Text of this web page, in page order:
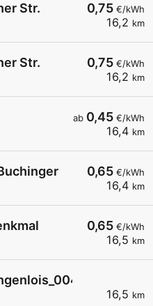
0,75 €/kWh
16,2 km
Str.
0,75 €/kWh
16,2 km
Str.
ab 0,45 €/kWh
16,4 km
0,65 €/kWh
16,4 km
0,65 €/kWh
16,5 km
16,5 km
öffentlich